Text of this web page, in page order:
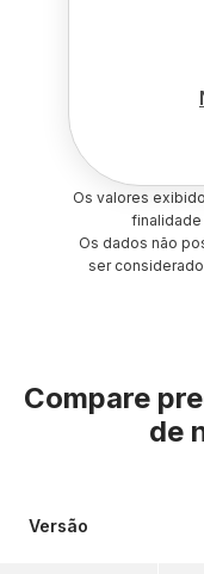
Os valores
finalidade
Os dados não
ser
Compare
de
Versão